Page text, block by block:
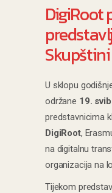
DigiRoot
U sklopu
održane 19.
predstavnicima
DigiRoot,
na digitalnu
organizacija na
Tijekom